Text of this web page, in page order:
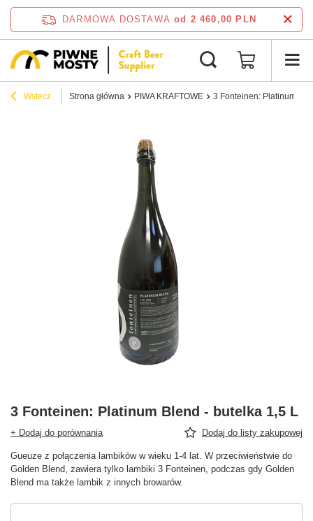
DARMOWA DOSTAWA od 2 460,00 PLN
Wstecz Strona główna PIWA KRAFTOWE 3 Fonteinen: Platinum
3 Fonteinen: Platinum Blend - butelka 1,5 L
+ Dodaj do porównania Dodaj do listy zakupowej
Gueuze z połączenia lambików w wieku 1-4 lat. W przeciwieństwie do
Golden Blend, zawiera tylko lambiki 3 Fonteinen, podczas gdy Golden
Blend ma także lambik z innych browarów.